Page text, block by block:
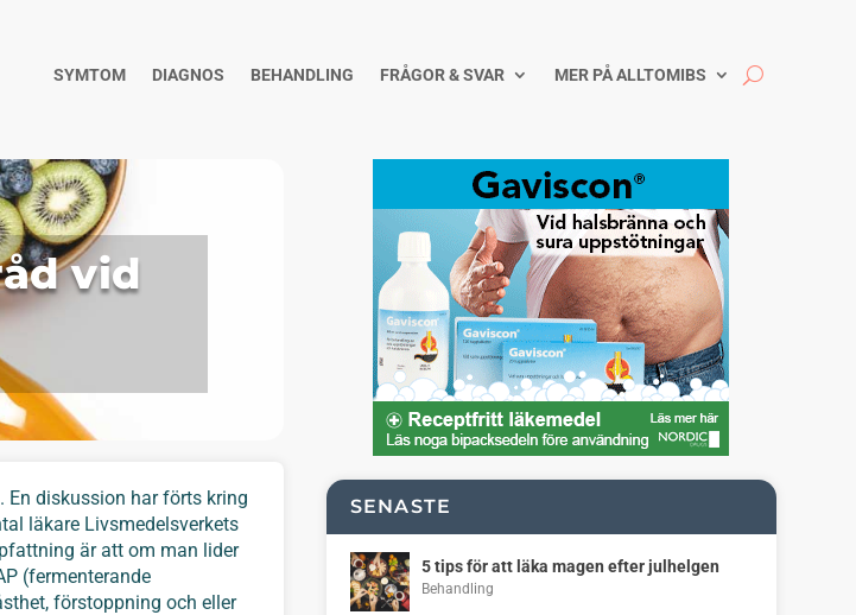
SYMTOM DIAGNOS BEHANDLING FRÅGOR & SVAR MER PÅ ALLTOMIBS
vid
En diskussion har förts kring
läkare Livsmedelsverkets
är att om man lider
(fermenterande
förstoppning och eller
SENASTE
5 tips för att läka magen efter julhelgen
Behandling